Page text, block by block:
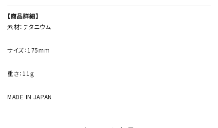
【商品詳細】
素材：チタニウム
サイズ：175mm
重さ：11g
MADE IN JAPAN